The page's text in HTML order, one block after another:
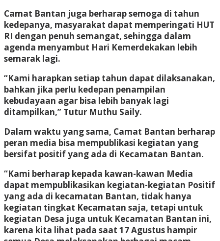
Camat Bantan juga berharap semoga di tahun
kedepanya, masyarakat dapat memperingati HUT
RI dengan penuh semangat, sehingga dalam
agenda menyambut Hari Kemerdekakan lebih
semarak lagi.
“Kami harapkan setiap tahun dapat dilaksanakan,
bahkan jika perlu kedepan penampilan
kebudayaan agar bisa lebih banyak lagi
ditampilkan,” Tutur Muthu Saily.
Dalam waktu yang sama, Camat Bantan berharap
peran media bisa mempublikasi kegiatan yang
bersifat positif yang ada di Kecamatan Bantan.
“Kami berharap kepada kawan-kawan Media
dapat mempublikasikan kegiatan-kegiatan Positif
yang ada di kecamatan Bantan, tidak hanya
kegiatan tingkat Kecamatan saja, tetapi untuk
kegiatan Desa juga untuk Kecamatan Bantan ini,
karena kita lihat pada saat 17 Agustus hampir